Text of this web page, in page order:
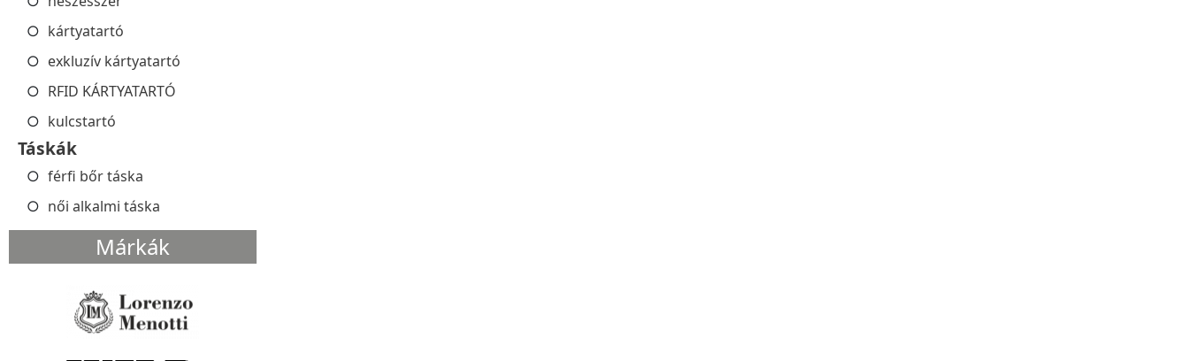
kártyatartó
exkluzív kártyatartó
RFID KÁRTYATARTÓ
kulcstartó
Táskák
férfi bőr táska
női alkalmi táska
Márkák